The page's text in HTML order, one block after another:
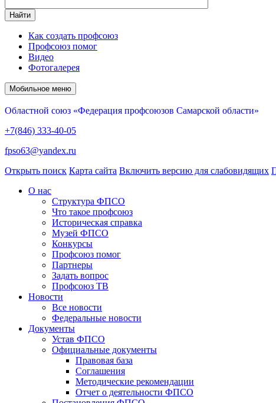
Найти
Как создать профсоюз
Профсоюз помог
Видео
Фотогалерея
Мобильное меню
Областной союз «Федерация профсоюзов Самарской области»
+7(846) 333-40-05
fpso63@yandex.ru
Открыть поиск Карта сайта Включить версию для слабовидящих
О нас
Структура ФПСО
Что такое профсоюз
Историческая справка
Музей ФПСО
Конкурсы
Профсоюз помог
Партнеры
Задать вопрос
Профсоюз ТВ
Новости
Все новости
Федеральные новости
Документы
Устав ФПСО
Официальные документы
Правовая база
Соглашения
Методические рекомендации
Отчет о деятельности ФПСО